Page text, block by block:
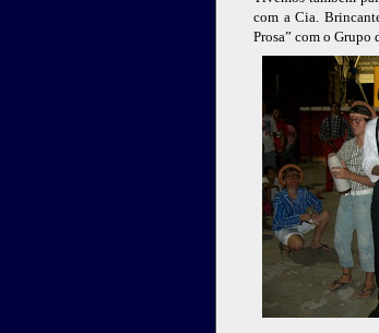
com a Cia.
Prosa” com o Grupo